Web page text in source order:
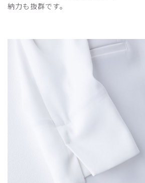
納力も抜群です。